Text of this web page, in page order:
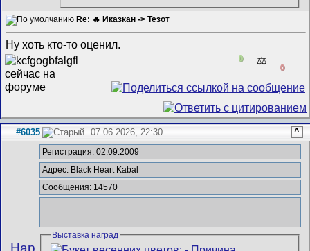
Re: 🔥 Иказкан -> Тезот
Ну хоть кто-то оценил.
0 ⚖️
0
#6035 07.06.2026, 22:30 ^
Регистрация: 02.09.2009
Адрес: Black Heart Kabal
Сообщения: 14570
Выставка наград